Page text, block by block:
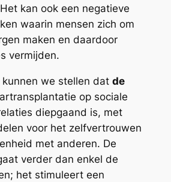
kan ook een negatieve
waarin mensen zich om
maken en daardoor
vermijden.
we stellen dat de
op sociale
diepgaand is, met
voor het zelfvertrouwen
met anderen. De
verder dan enkel de
het stimuleert een